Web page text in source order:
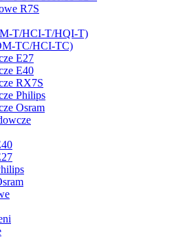
R7S
T/HCI-T/HQI-T)
TC/HCI-TC)
E27
E40
RX7S
Philips
Osram